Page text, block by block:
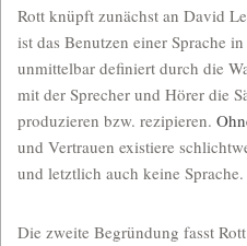
Rott knüpft zunächst an David
ist das Benutzen einer Sprache
unmittelbar definiert durch die
mit der Sprecher und Hörer die
produzieren bzw. rezipieren.
und Vertrauen existiere
und letztlich auch keine Sprache.
Die zweite Begründung fasst